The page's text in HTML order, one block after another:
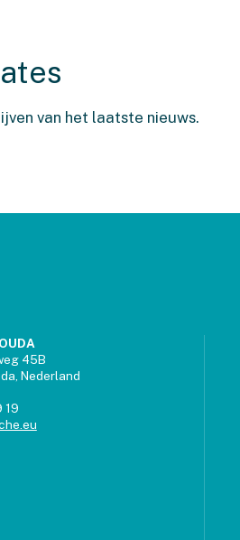
van het laatste nieuws.
45B
Nederland
19